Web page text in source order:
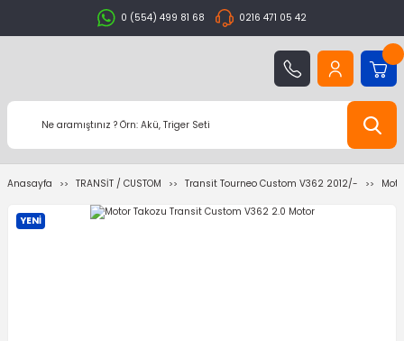
0 (554) 499 81 68 0216 471 05 42
Anasayfa TRANSİT / CUSTOM Transit Tourneo Custom V362 2012/-
YENİ